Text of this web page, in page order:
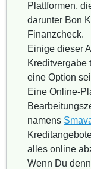
Plattformen,
darunter Bon
Finanzcheck.
Einige dieser
Kreditvergabe
eine Option
Eine Online-
namens
alles online
Wenn Du